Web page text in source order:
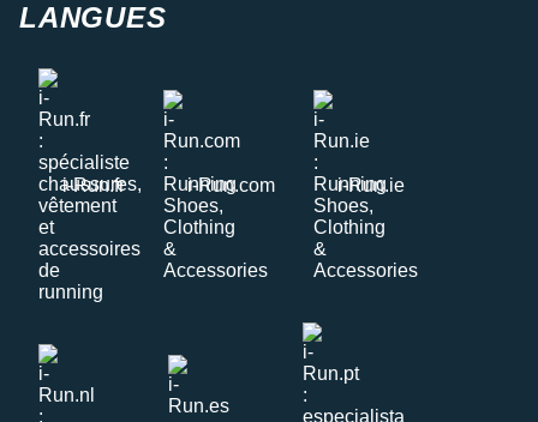
LANGUES
i-Run.fr i-Run.com i-Run.ie